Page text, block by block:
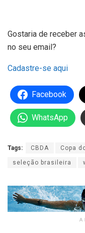
Gostaria de receber
no seu email?
Cadastre-se aqui
Facebook
WhatsApp
Tags: CBDA Copa
seleção brasileira